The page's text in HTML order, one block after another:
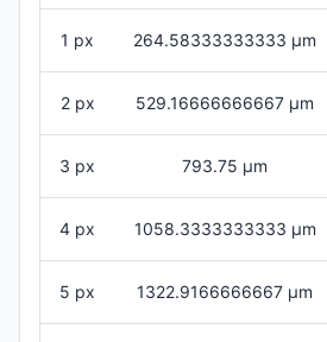
1 px 264.58333333333 μm
2 px 529.16666666667 μm
3 px 793.75 μm
4 px 1058.3333333333 μm
5 px 1322.9166666667 μm